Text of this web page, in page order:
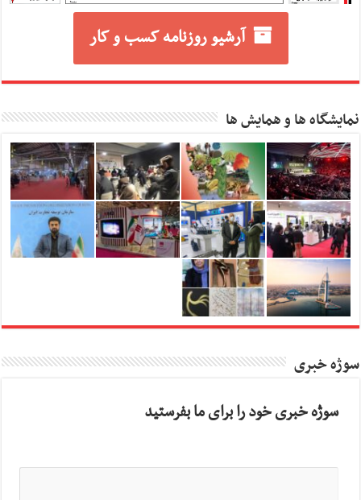
آرشیو روزنامه کسب و کار
نمایشگاه ها و همایش ها
سوژه خبری
سوژه خبری خود را برای ما بفرستید